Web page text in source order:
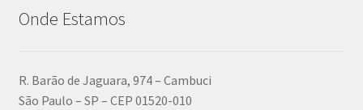
Onde Estamos
R. Barão de Jaguara, 974 – Cambuci
São Paulo – SP – CEP 01520-010